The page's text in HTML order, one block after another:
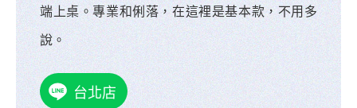
端上桌。專業和俐落，在這裡是基本款，不用多
說。
台北店